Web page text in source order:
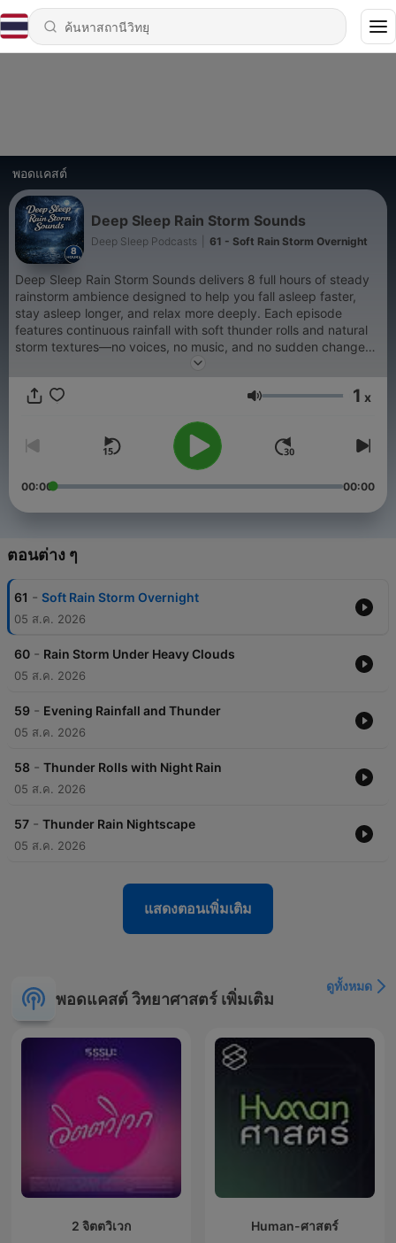
พอดแคสต์
Deep Sleep Rain Storm Sounds
Deep Sleep Podcasts 61 - Soft Rain Storm Overnight
Deep Sleep Rain Storm Sounds delivers 8 full hours of steady
rainstorm ambience designed to help you fall asleep faster,
stay asleep longer, and relax more deeply. Each episode
features continuous rainfall with soft thunder rolls and natural
storm textures—no voices, no music, and no sudden changes.
Ideal for deep sleep, relaxation, meditation, stress relief, or
storm environment you can rely on every night.ระดับเสียง 1 x
00:00 00:00
ตอนต่าง ๆ
61 - Soft Rain Storm Overnight
05 ส.ค. 2026
60 - Rain Storm Under Heavy Clouds
05 ส.ค. 2026
59 - Evening Rainfall and Thunder
05 ส.ค. 2026
58 - Thunder Rolls with Night Rain
05 ส.ค. 2026
57 - Thunder Rain Nightscape
05 ส.ค. 2026
แสดงตอนเพิ่มเติม
พอดแคสต์ วิทยาศาสตร์ เพิ่มเติม
ดูทั้งหมด
2 จิตตวิเวก Human-ศาสตร์